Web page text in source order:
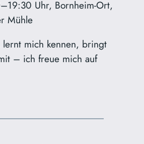
Uhr, Bornheim-Ort,
Mühle
lernt mich kennen, bringt
– ich freue mich auf